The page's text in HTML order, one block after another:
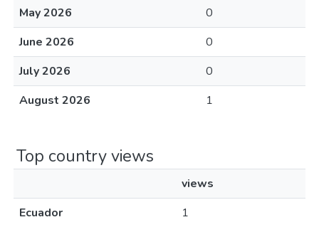
May 2026
0
June 2026
0
July 2026
0
August 2026
1
Top country views
views
Ecuador
1